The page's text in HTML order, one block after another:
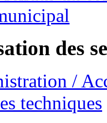
des
/
techniques